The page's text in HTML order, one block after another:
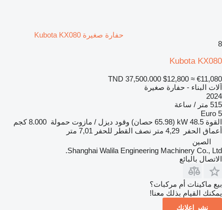
حفارة صغيرة Kubota KX080
8
Kubota KX080
TND 37,500.000 $12,800 ≈ €11,080
آلات البناء - حفارة صغيرة
2024
515 متر / ساعة
Euro 5
القوة 48.5 kW (65.98 حصان) وقود ديزل / مازوت حمولة 8.000 كجم
أعماق الحفر
4,29 متر نصف القطر للحفر 7,01 متر
الصين
Shanghai Walila Engineering Machinery Co., Ltd.
الاتصال بالبائع
بيع ماكينات أم مركبات؟
يمكنك القيام بذلك معنا!
نشر إعلانك